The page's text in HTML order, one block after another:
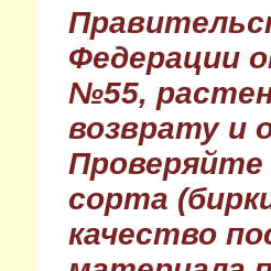
Федерации
№55,
возврату и
Проверяйте
сорта
качество